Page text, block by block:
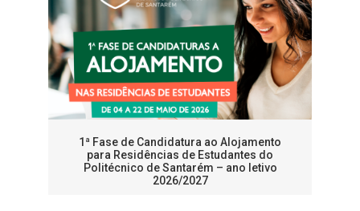
1ª Fase de Candidatura ao Alojamento
para Residências de Estudantes do
Politécnico de Santarém – ano letivo
2026/2027